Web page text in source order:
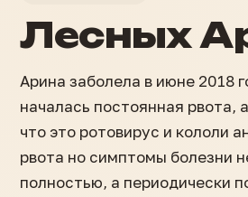
Лесных
Арина заболела в июне 2018
началась постоянная рвота,
что это ротовирус и кололи
рвота но симптомы болезни
полностью, а периодически